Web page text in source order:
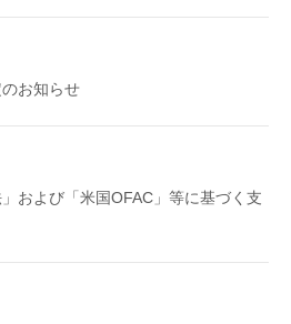
のお知らせ
および「米国OFAC」等に基づく支